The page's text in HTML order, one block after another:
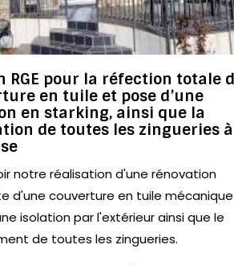
RGE pour la réfection totale
en tuile et pose d’une
en starking, ainsi que la
de toutes les zingueries à
notre réalisation d'une rénovation
d'une couverture en tuile mécanique
isolation par l'extérieur ainsi que le
de toutes les zingueries.